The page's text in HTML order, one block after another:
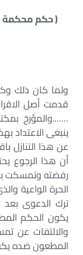
ولما كان ذلك
قدمت أصل
…….والمؤرخ
ينبغى الاعتداد
عن هذا التنازل
أن هذا الرجوع
رفضته وتمسكت
الحرة الواعية
ترك الدعوى بعد
يكون الحكم
والالتفات عن
المطعون ضده